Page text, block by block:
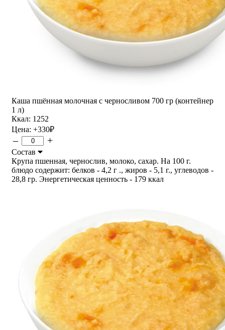
Каша пшённая молочная с черносливом 700 гр (контейнер
1 л)
Ккал: 1252
Цена: +330₽
– +
Состав
Крупа пшенная, чернослив, молоко, сахар. На 100 г.
блюдо содержит: белков - 4,2 г ., жиров - 5,1 г., углеводов -
28,8 гр. Энергетическая ценность - 179 ккал